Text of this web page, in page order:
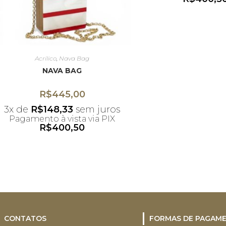
Acrílico, Nava Bag
NAVA BAG
R$445,00
3x de R$148,33 sem juros
Pagamento à vista via PIX
R$400,50
CONTATOS FORMAS DE